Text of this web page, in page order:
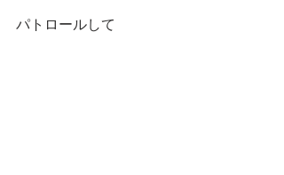
パトロールして